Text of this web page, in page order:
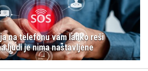
na telefonu vam lahko reši
ljudi je nima nastavljene